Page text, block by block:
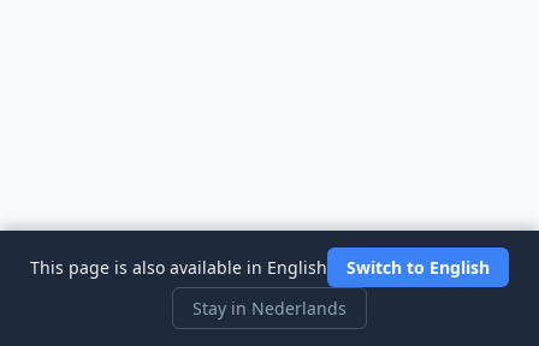
This page is also available in English
Switch to English
Stay in Nederlands